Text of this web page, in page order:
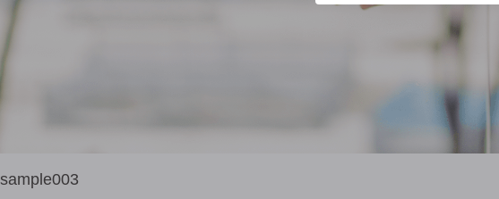
sample003